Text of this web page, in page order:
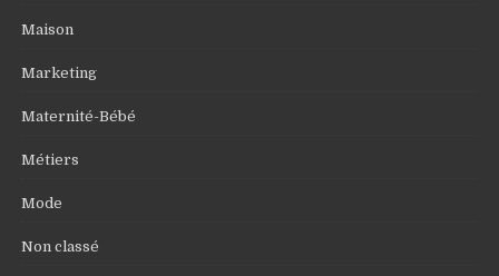
Maison
Marketing
Maternité-Bébé
Métiers
Mode
Non classé